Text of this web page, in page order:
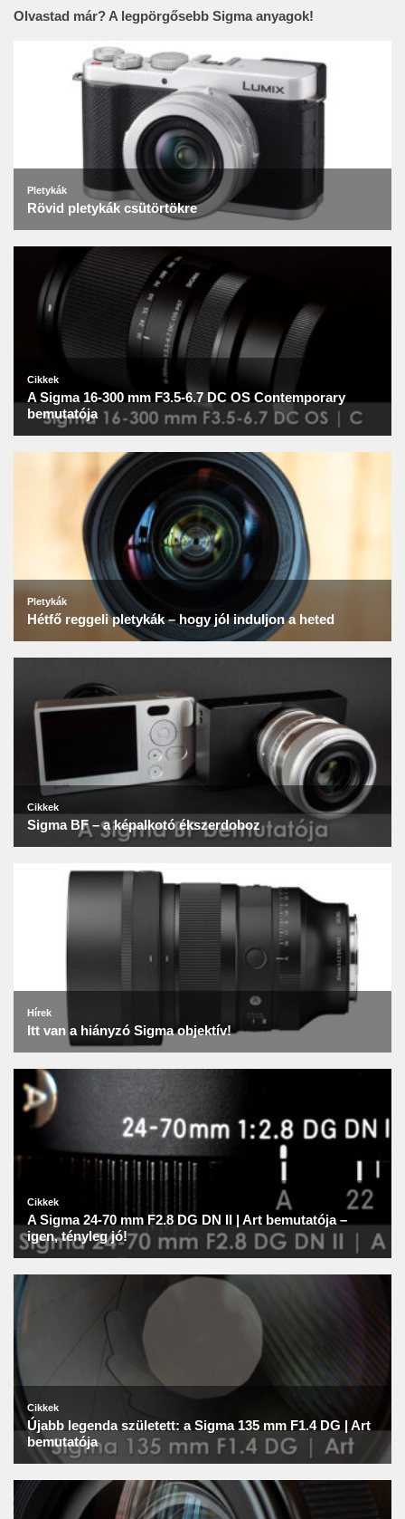
Olvastad már? A legpörgősebb Sigma anyagok!